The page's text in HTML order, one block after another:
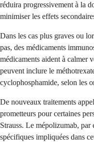
réduira progressivement à la
minimiser les effets
Dans les cas plus graves ou
pas, des médicaments
médicaments aident à calmer
peuvent inclure le
cyclophosphamide, selon les
De nouveaux traitements
prometteurs pour certaines
Strauss. Le mépolizumab,
spécifiques impliquées dans